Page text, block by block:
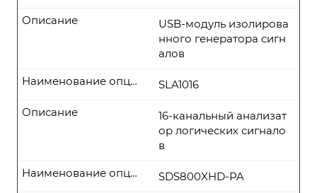
USB-модуль изолирова
нного генератора сигн
алов
Описание
SLA1016
Наименование опции
16-канальный анализат
ор логических сигнало
в
Описание
SDS800XHD-PA
Наименование опции